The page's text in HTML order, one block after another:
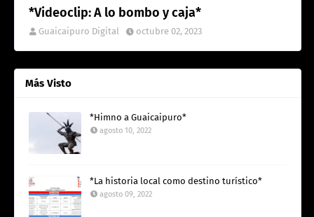
*Videoclip: A lo bombo y caja*
Guaicaipuro Digital octubre 02, 2023
Más Visto
*Himno a Guaicaipuro*
agosto 10, 2022
*La historia local como destino turístico*
agosto 09, 2022